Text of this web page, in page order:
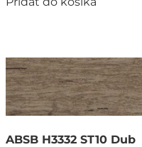
ABSB H3332 ST10 Dub